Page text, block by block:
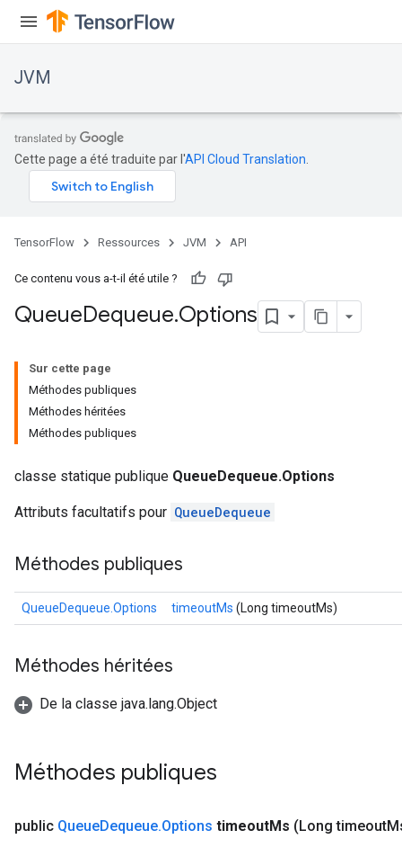
JVM
Cette page a été traduite par l'API Cloud Translation
TensorFlow Ressources JVM API
Ce contenu vous a-t-il été utile ?
QueueDequeue.Options
Sur cette page
Méthodes publiques
Méthodes héritées
Méthodes publiques
classe statique publique QueueDequeue.Options
Attributs facultatifs pour QueueDequeue
Méthodes publiques
QueueDequeue.Options timeoutMs (Long timeoutMs)
Méthodes héritées
De la classe java.lang.Object
Méthodes publiques
public QueueDequeue.Options timeoutMs (Long timeout